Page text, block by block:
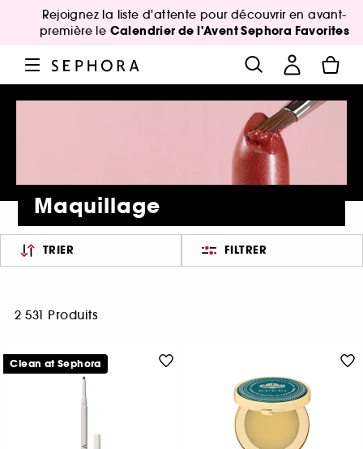
Rejoignez la liste d'attente pour découvrir en avant-
première le Calendrier de l'Avent Sephora Favorites
Maquillage
TRIER FILTRER
2 531 Produits
Clean at Sephora